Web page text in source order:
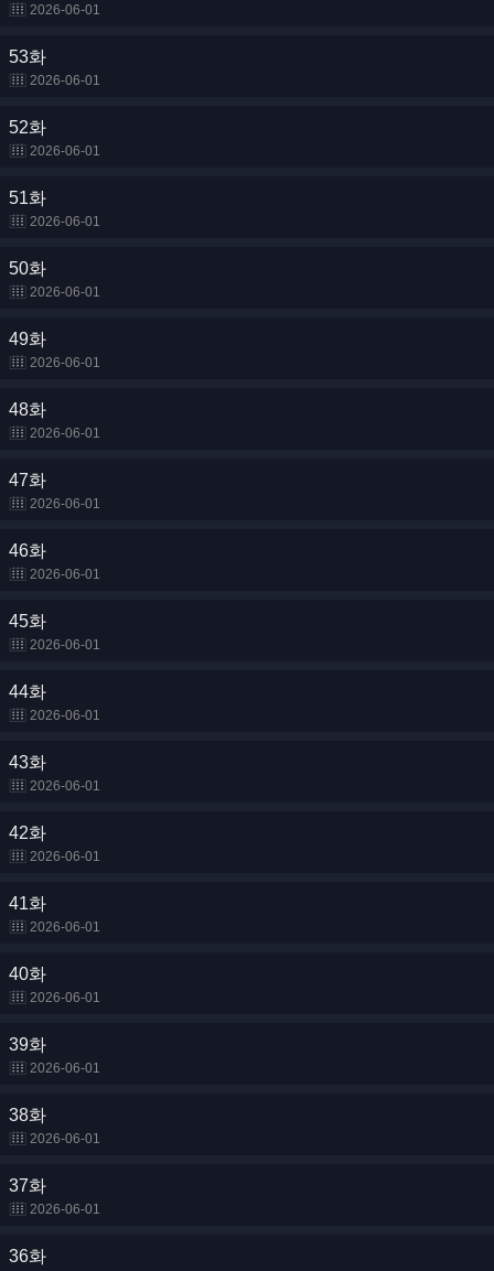
2026-06-01
53화
2026-06-01
52화
2026-06-01
51화
2026-06-01
50화
2026-06-01
49화
2026-06-01
48화
2026-06-01
47화
2026-06-01
46화
2026-06-01
45화
2026-06-01
44화
2026-06-01
43화
2026-06-01
42화
2026-06-01
41화
2026-06-01
40화
2026-06-01
39화
2026-06-01
38화
2026-06-01
37화
2026-06-01
36화